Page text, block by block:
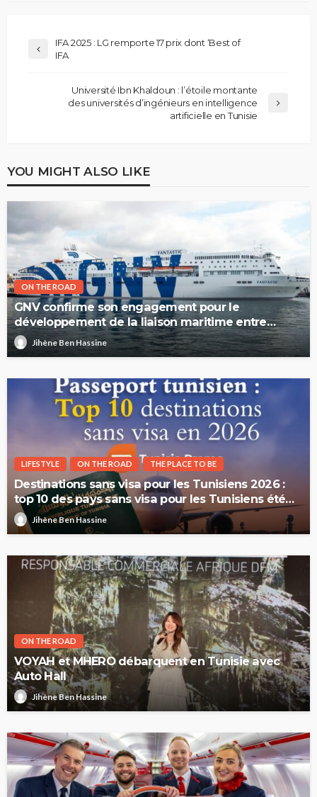
IFA 2025 : LG remporte 17 prix dont ‘Best of
IFA
Université Ibn Khaldoun : l’étoile montante
des universités d’ingénieurs en intelligence
artificielle en Tunisie
YOU MIGHT ALSO LIKE
ON THE ROAD
GNV confirme son engagement pour le
développement de la liaison maritime entre
l’Italie et la Tunisie
Jihène Ben Hassine
LIFESTYLE ON THE ROAD THE PLACE TO BE
Destinations sans visa pour les Tunisiens 2026 :
top 10 des pays sans visa pour les Tunisiens été
2026Jihène Ben Hassine
ON THE ROAD
VOYAH et MHERO débarquent en Tunisie avec
Auto Hall
Jihène Ben Hassine